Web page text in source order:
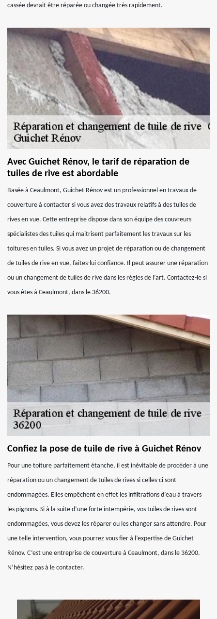
cassée devrait être réparée ou changée très rapidement.
Avec Guichet Rénov, le tarif de réparation de
tuiles de rive est abordable
Basée à Ceaulmont, Guichet Rénov est un professionnel en travaux de
couverture à contacter si vous avez des travaux relatifs à des tuiles de
rives en vue. Cette entreprise dispose dans son équipe des couvreurs
spécialistes des tuiles qui maitrisent parfaitement les travaux sur les
toitures en tuiles. Si vous avez un projet de réparation ou de changement
de tuiles de rive en vue, faites-lui confiance. Il peut assurer une réparation
ou un changement de tuiles de rive dans les règles de l’art. Contactez-le si
vous êtes à Ceaulmont, dans le 36200.
Confiez la pose de tuile de rive à Guichet Rénov
Pour une toiture parfaitement étanche, il est inévitable de procéder à une
réparation ou un changement de tuiles de rives si celles-ci sont
endommagées. Elles empêchent en effet les infiltrations d’eau à travers
les pignons. Si à la suite d’une forte intempérie, vos tuiles de rives sont
endommagées, vous devez les réparer ou les changer sans attendre. Pour
une telle intervention, vous pourrez vous fier à l’expertise de Guichet
Rénov. C’est une entreprise de couverture à Ceaulmont, dans le 36200.
N’hésitez pas à le contacter.